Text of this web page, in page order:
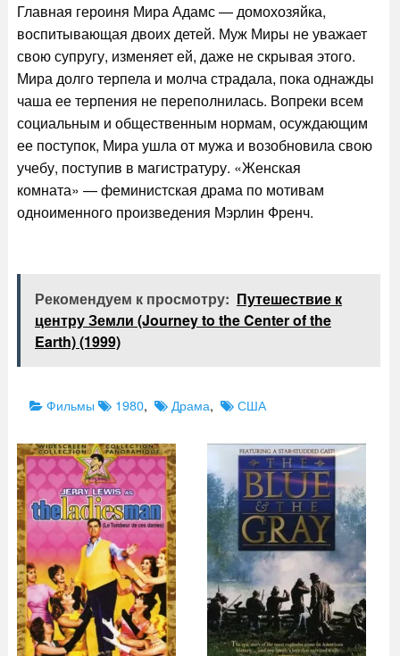
Главная героиня Мира Адамс — домохозяйка,
воспитывающая двоих детей. Муж Миры не уважает
свою супругу, изменяет ей, даже не скрывая этого.
Мира долго терпела и молча страдала, пока однажды
чаша ее терпения не переполнилась. Вопреки всем
социальным и общественным нормам, осуждающим
ее поступок, Мира ушла от мужа и возобновила свою
учебу, поступив в магистратуру. «Женская
комната» — феминистская драма по мотивам
одноименного произведения Мэрлин Френч.
Рекомендуем к просмотру: Путешествие к
центру Земли (Journey to the Center of the
Earth) (1999)
Categories
ФильмыTags1980, Драма, США